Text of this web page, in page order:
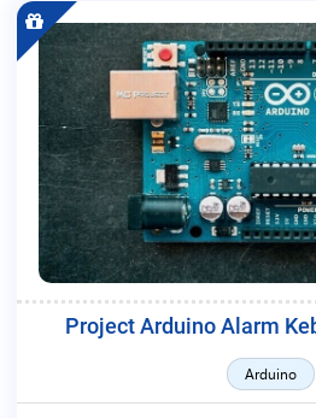
Project Arduino Alarm
Arduino